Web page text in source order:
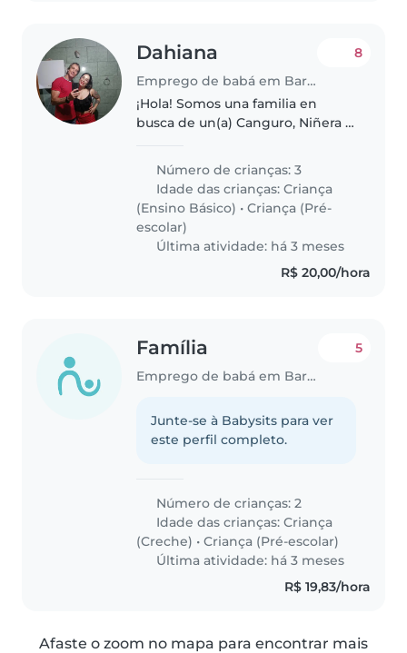
Dahiana
Emprego de babá em Barra Velha
8
¡Hola! Somos una familia en
busca de un(a) Canguro, Niñera o
niños, quienes son habladores,
inteligentes y cariñosos.
Necesitamos a alguien que se
sienta..
Número de crianças: 3
Idade das crianças:Criança
(Ensino Básico) •Criança (Pré-
escolar)
Última atividade: há 3 meses
R$ 20,00/hora
Família
Emprego de babá em Barra Velha
5
Junte-se à Babysits para ver
este perfil completo.
Número de crianças: 2
Idade das crianças:Criança
(Creche) •Criança (Pré-escolar)
Última atividade: há 3 meses
R$ 19,83/hora
Afaste o zoom no mapa para encontrar mais